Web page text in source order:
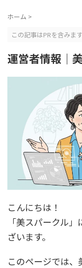
ホーム >
この記事はPRを含みます
運営者情報｜
こんにちは！
「美スパークル
ざいます。
このページでは